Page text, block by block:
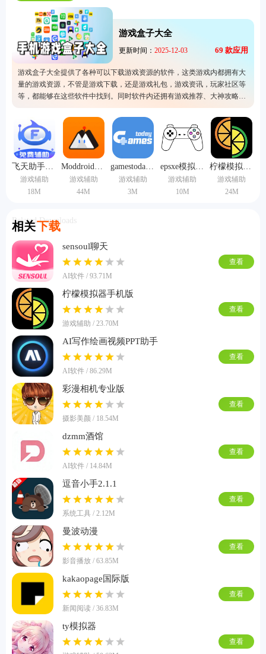
游戏盒子大全
更新时间： 2025-12-03 69 款应用
游戏盒子大全提供了各种可以下载游戏资源的软件，这类游戏内都拥有大
量的游戏资源，不管是游戏下载，还是游戏礼包，游戏资讯，玩家社区等
等，都能够在这些软件中找到。同时软件内还拥有游戏推荐、大神攻略、
万千礼包、精彩视频解说、火热论坛、兴趣社交等等各种功能，让用户可
以在线玩各种游戏。
飞天助手辅助
游戏辅助
18M
Moddroid中文版
游戏辅助
44M
gamestoday手机版
游戏辅助
3M
epsxe模拟器安卓中文版
游戏辅助
10M
柠檬模拟器手机版
游戏辅助
24M
相关下载
Related Downloads
sensoul聊天
AI软件 / 93.71M
查看
柠檬模拟器手机版
游戏辅助 / 23.70M
查看
AI写作绘画视频PPT助手
AI软件 / 86.29M
查看
彩漫相机专业版
摄影美颜 / 18.54M
查看
dzmm酒馆
AI软件 / 14.84M
查看
逗音小手2.1.1
系统工具 / 2.12M
查看
曼波动漫
影音播放 / 63.85M
查看
kakaopage国际版
新闻阅读 / 36.83M
查看
ty模拟器
查看